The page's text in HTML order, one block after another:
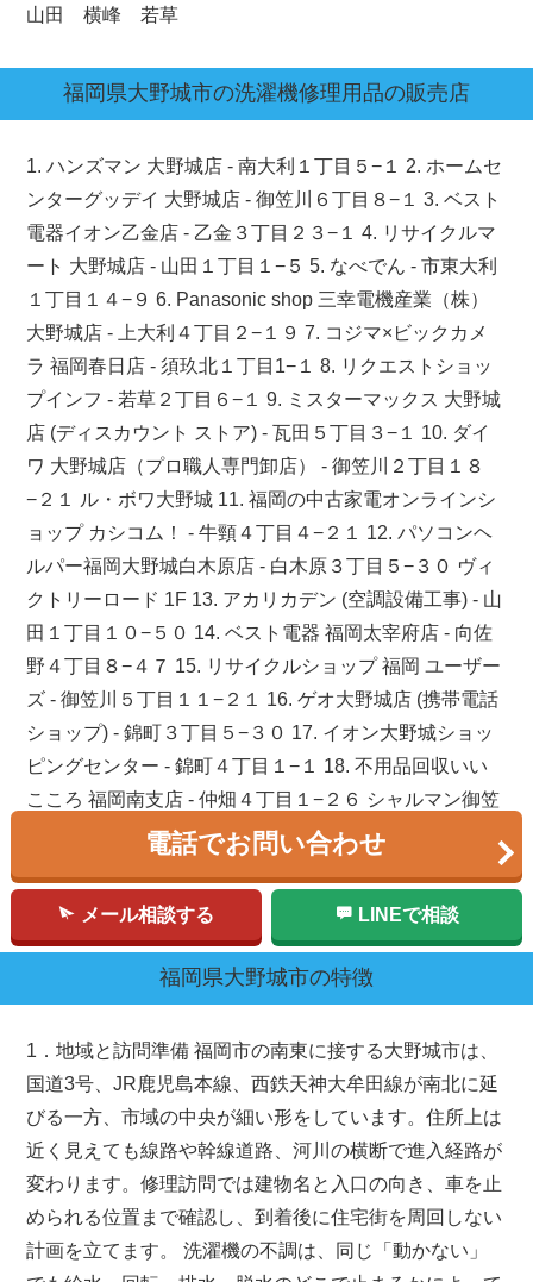
山田 横峰 若草
福岡県大野城市の洗濯機修理用品の販売店
1. ハンズマン 大野城店 - 南大利１丁目５−１ 2. ホームセ
ンターグッデイ 大野城店 - 御笠川６丁目８−１ 3. ベスト
電器イオン乙金店 - 乙金３丁目２３−１ 4. リサイクルマ
ート 大野城店 - 山田１丁目１−５ 5. なべでん - 市東大利
１丁目１４−９ 6. Panasonic shop 三幸電機産業（株）
大野城店 - 上大利４丁目２−１９ 7. コジマ×ビックカメ
ラ 福岡春日店 - 須玖北１丁目1−１ 8. リクエストショッ
プインフ - 若草２丁目６−１ 9. ミスターマックス 大野城
店 (ディスカウント ストア) - 瓦田５丁目３−１ 10. ダイ
ワ 大野城店（プロ職人専門卸店） - 御笠川２丁目１８
−２１ ル・ボワ大野城 11. 福岡の中古家電オンラインシ
ョップ カシコム！ - 牛頸４丁目４−２１ 12. パソコンヘ
ルパー福岡大野城白木原店 - 白木原３丁目５−３０ ヴィ
クトリーロード 1F 13. アカリカデン (空調設備工事) - 山
田１丁目１０−５０ 14. ベスト電器 福岡太宰府店 - 向佐
野４丁目８−４７ 15. リサイクルショップ 福岡 ユーザー
ズ - 御笠川５丁目１１−２１ 16. ゲオ大野城店 (携帯電話
ショップ) - 錦町３丁目５−３０ 17. イオン大野城ショッ
ピングセンター - 錦町４丁目１−１ 18. 不用品回収いい
こころ 福岡南支店 - 仲畑４丁目１−２６ シャルマン御笠
19. BOOKOFF 大野城御笠川店 - 御笠川４丁目１３−２６
福岡県大野城市の特徴
1．地域と訪問準備 福岡市の南東に接する大野城市は、
国道3号、JR鹿児島本線、西鉄天神大牟田線が南北に延
びる一方、市域の中央が細い形をしています。住所上は
近く見えても線路や幹線道路、河川の横断で進入経路が
変わります。修理訪問では建物名と入口の向き、車を止
められる位置まで確認し、到着後に住宅街を周回しない
計画を立てます。 洗濯機の不調は、同じ「動かない」
電話でお問い合わせ
メール相談する LINEで相談